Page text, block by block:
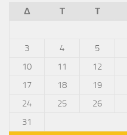
Δ Τ Τ
3
4 5
10
11 12
17
18 19
24
25 26
31